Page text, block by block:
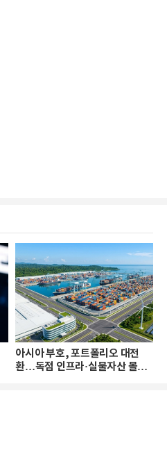
아시아 부호, 포트폴리오 대전
환…독점 인프라·실물자산 몰린